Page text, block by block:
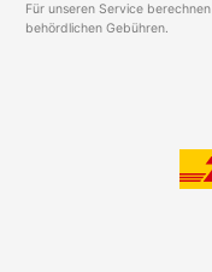
Für unseren Service
behördlichen Gebühren.